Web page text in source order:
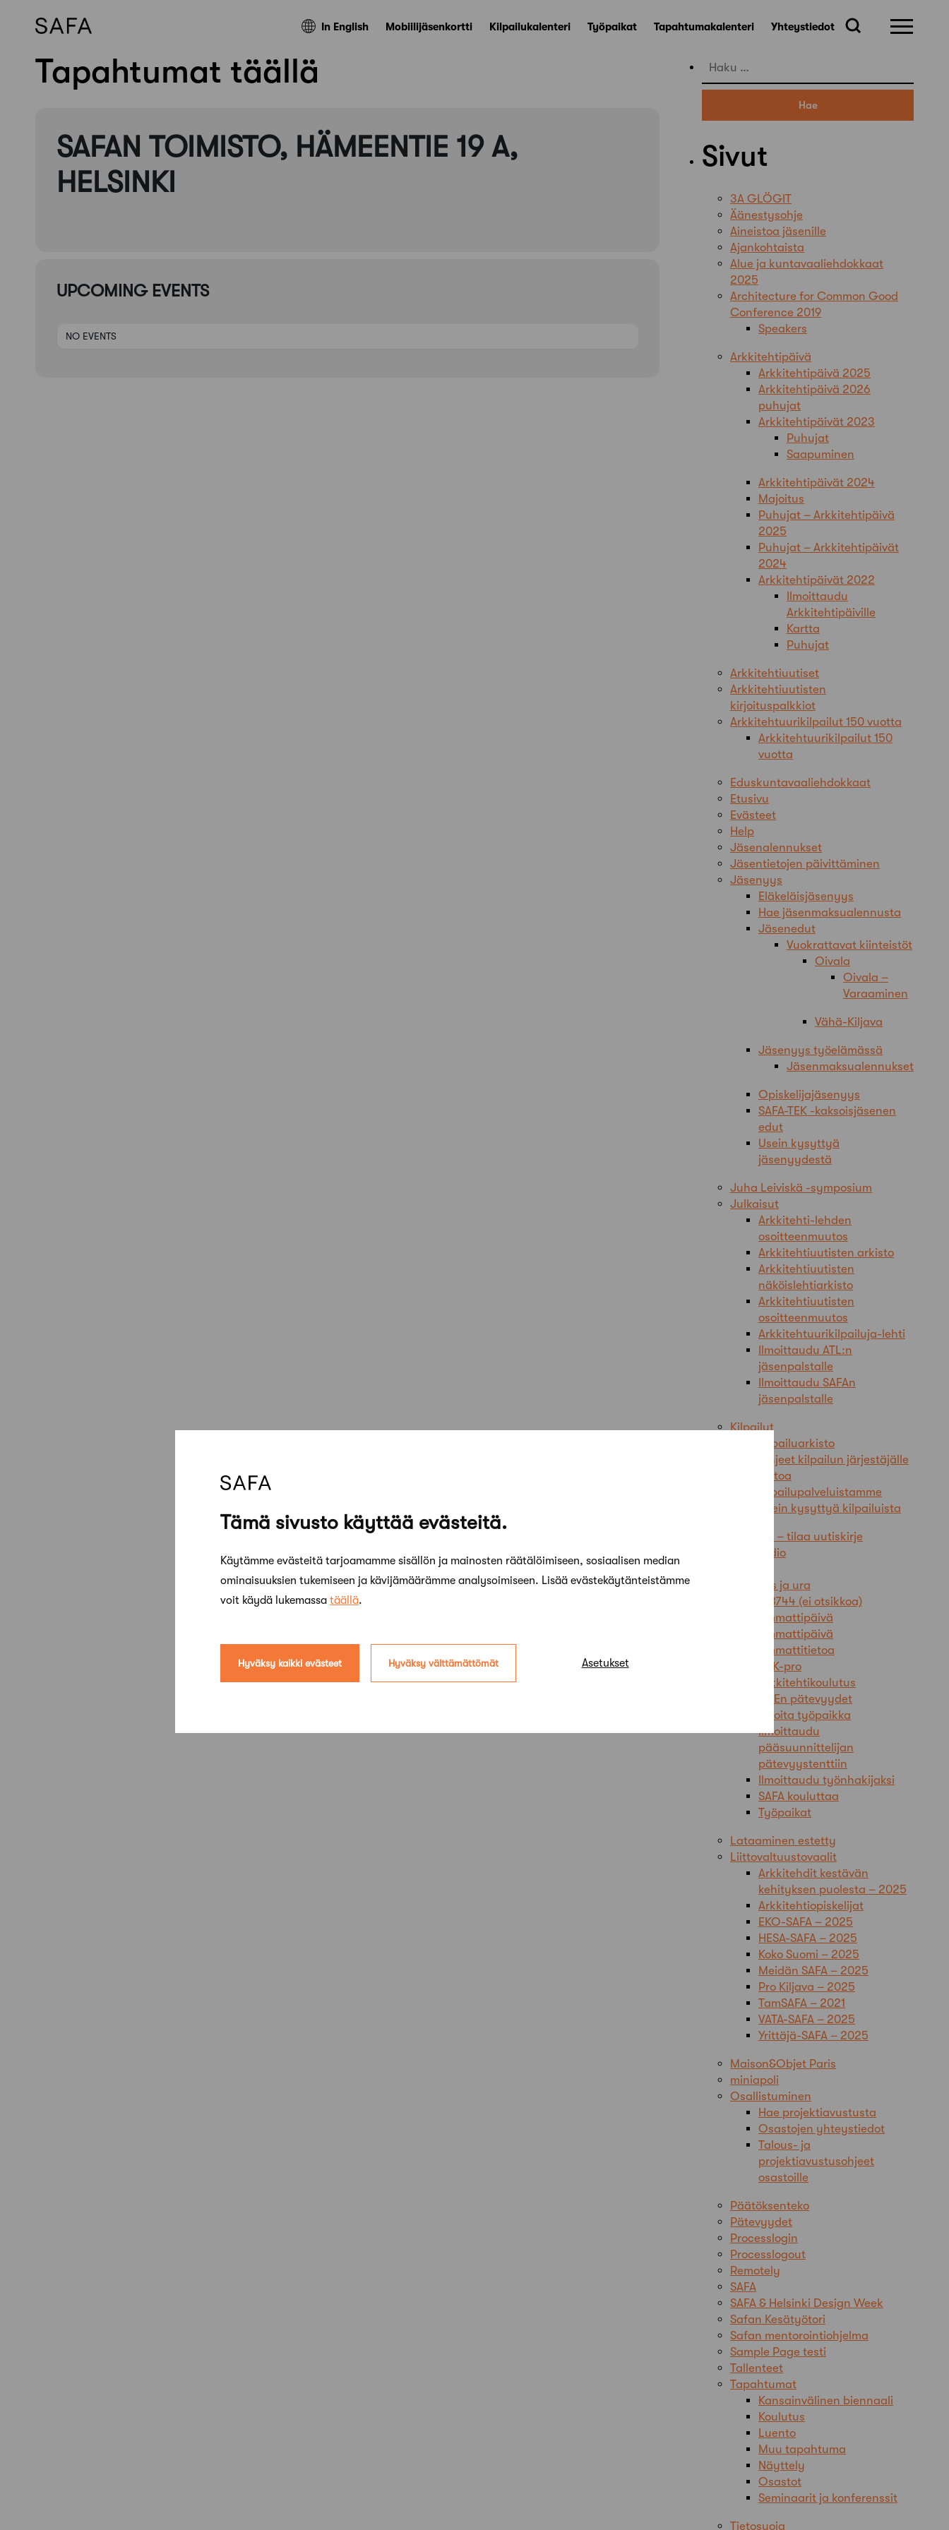
Tämä sivusto käyttää evästeitä.
Käytämme evästeitä tarjoamamme sisällön ja mainosten räätälöimiseen, sosiaalisen median
ominaisuuksien tukemiseen ja kävijämäärämme analysoimiseen. Lisää evästekäytänteistämme
voit käydä lukemassa täällä.
Hyväksy kaikki evästeet Hyväksy välttämättömät Asetukset
In English Mobiilijäsenkortti Kilpailukalenteri Työpaikat Tapahtumakalenteri Yhteystiedot
Tapahtumat täällä
SAFAN TOIMISTO, HÄMEENTIE 19 A,
HELSINKI
UPCOMING EVENTS
NO EVENTS
Haku:
Sivut
3A GLÖGIT
Äänestysohje
Aineistoa jäsenille
Ajankohtaista
Alue ja kuntavaaliehdokkaat
2025
Architecture for Common Good
Conference 2019
Speakers
Arkkitehtipäivä
Arkkitehtipäivä 2025
Arkkitehtipäivä 2026
puhujat
Arkkitehtipäivät 2023
Puhujat
Saapuminen
Arkkitehtipäivät 2024
Majoitus
Puhujat – Arkkitehtipäivä
2025
Puhujat – Arkkitehtipäivät
2024
Arkkitehtipäivät 2022
Ilmoittaudu
Arkkitehtipäiville
Kartta
Puhujat
Arkkitehtiuutiset
Arkkitehtiuutisten
kirjoituspalkkiot
Arkkitehtuurikilpailut 150 vuotta
Arkkitehtuurikilpailut 150
vuotta
Eduskuntavaaliehdokkaat
Etusivu
Evästeet
Help
Jäsenalennukset
Jäsentietojen päivittäminen
Jäsenyys
Eläkeläisjäsenyys
Hae jäsenmaksualennusta
Jäsenedut
Vuokrattavat kiinteistöt
Oivala
Oivala –
Varaaminen
Vähä-Kiljava
Jäsenyys työelämässä
Jäsenmaksualennukset
Opiskelijajäsenyys
SAFA-TEK -kaksoisjäsenen
edut
Usein kysyttyä
jäsenyydestä
Juha Leiviskä -symposium
Julkaisut
Arkkitehti-lehden
osoitteenmuutos
Arkkitehtiuutisten arkisto
Arkkitehtiuutisten
näköislehtiarkisto
Arkkitehtiuutisten
osoitteenmuutos
Arkkitehtuurikilpailuja-lehti
Ilmoittaudu ATL:n
jäsenpalstalle
Ilmoittaudu SAFAn
jäsenpalstalle
Kilpailut
Kilpailuarkisto
Ohjeet kilpailun järjestäjälle
Tietoa
kilpailupalveluistamme
Usein kysyttyä kilpailuista
Kilpailut – tilaa uutiskirje
Kisastudio
Koulutus ja ura
#18744 (ei otsikkoa)
Ammattipäivä
Ammattipäivä
Ammattitietoa
ARK-pro
Arkkitehtikoulutus
FISEn pätevyydet
Ilmoita työpaikka
Ilmoittaudu
pääsuunnittelijan
pätevyystenttiin
Ilmoittaudu työnhakijaksi
SAFA kouluttaa
Työpaikat
Lataaminen estetty
Liittovaltuustovaalit
Arkkitehdit kestävän
kehityksen puolesta – 2025
Arkkitehtiopiskelijat
EKO-SAFA – 2025
HESA-SAFA – 2025
Koko Suomi – 2025
Meidän SAFA – 2025
Pro Kiljava – 2025
TamSAFA – 2021
VATA-SAFA – 2025
Yrittäjä-SAFA – 2025
Maison&Objet Paris
miniapoli
Osallistuminen
Hae projektiavustusta
Osastojen yhteystiedot
Talous- ja
projektiavustusohjeet
osastoille
Päätöksenteko
Pätevyydet
Processlogin
Processlogout
Remotely
SAFA
SAFA & Helsinki Design Week
Safan Kesätyötori
Safan mentorointiohjelma
Sample Page testi
Tallenteet
Tapahtumat
Kansainvälinen biennaali
Koulutus
Luento
Muu tapahtuma
Näyttely
Osastot
Seminaarit ja konferenssit
Tietosuoja